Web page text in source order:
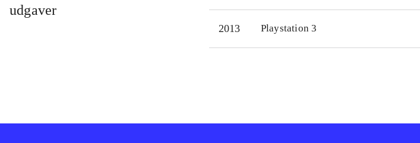
Vesten og Østen men ellers har Sony
udgaver
2013 Playstation 3